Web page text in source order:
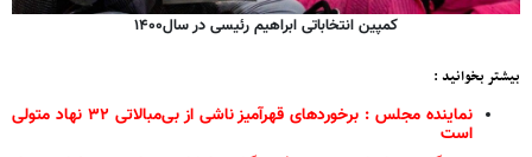
کمپین انتخاباتی ابراهیم رئیسی در سال۱۴۰۰
بیشتر بخوانید :
نماینده مجلس : برخوردهای قهرآمیز ناشی از بی‌مبالاتی ۳۲ نهاد متولی
است